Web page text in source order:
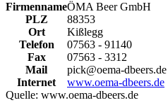
FirmennameÖMA Beer GmbH
PLZ
88353
Ort
Kißlegg
Telefon
07563 - 91140
Fax
07563 - 3312
Mail
pick@oema-dbeers.de
Internet
www.oema-dbeers.de
Quelle: www.oema-dbeers.de